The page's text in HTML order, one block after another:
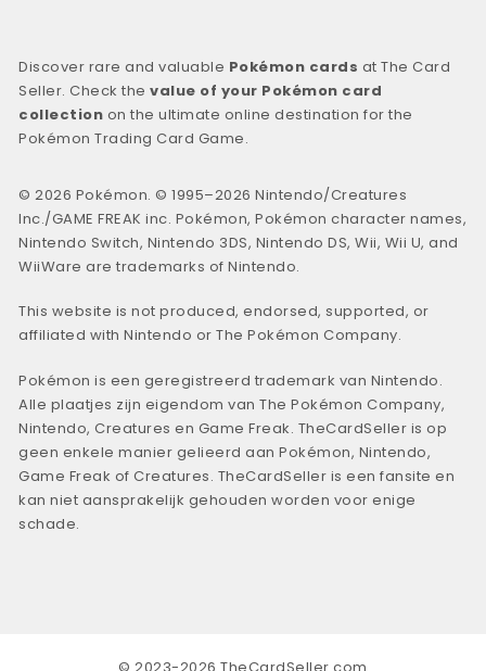
Discover rare and valuable Pokémon cards at The Card
Seller. Check thevalue of your Pokémon card
collection on the ultimate online destination for the
Pokémon Trading Card Game.
© 2026 Pokémon. © 1995–2026 Nintendo/Creatures
Inc./GAME FREAK inc. Pokémon, Pokémon character names,
Nintendo Switch, Nintendo 3DS, Nintendo DS, Wii, Wii U, and
WiiWare are trademarks of Nintendo.
This website is not produced, endorsed, supported, or
affiliated with Nintendo or The Pokémon Company.
Pokémon is een geregistreerd trademark van Nintendo.
Alle plaatjes zijn eigendom van The Pokémon Company,
Nintendo, Creatures en Game Freak. TheCardSeller is op
geen enkele manier gelieerd aan Pokémon, Nintendo,
Game Freak of Creatures. TheCardSeller is een fansite en
kan niet aansprakelijk gehouden worden voor enige
schade.
© 2023-2026 TheCardSeller.com